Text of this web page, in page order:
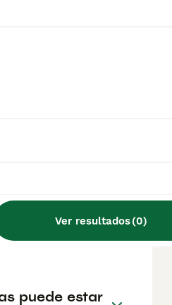
Ver resultados(0)
un bichón
un
hay entre
europeo y
puede estar